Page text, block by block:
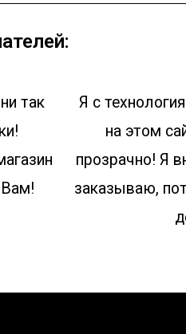
так
Я с
на этом
прозрачно! Я
заказываю,